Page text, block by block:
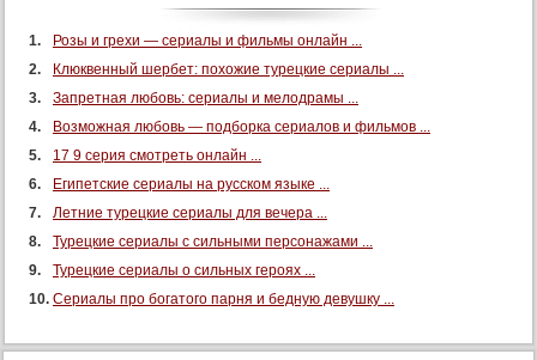
100 серия
103 серия
104 серия
105 серия
106 серия
109 серия
Розы и грехи — сериалы и фильмы онлайн ...
Клюквенный шербет: похожие турецкие сериалы ...
Запретная любовь: сериалы и мелодрамы ...
Возможная любовь — подборка сериалов и фильмов ...
17 9 серия смотреть онлайн ...
Египетские сериалы на русском языке ...
Летние турецкие сериалы для вечера ...
Турецкие сериалы с сильными персонажами ...
Турецкие сериалы о сильных героях ...
Сериалы про богатого парня и бедную девушку ...